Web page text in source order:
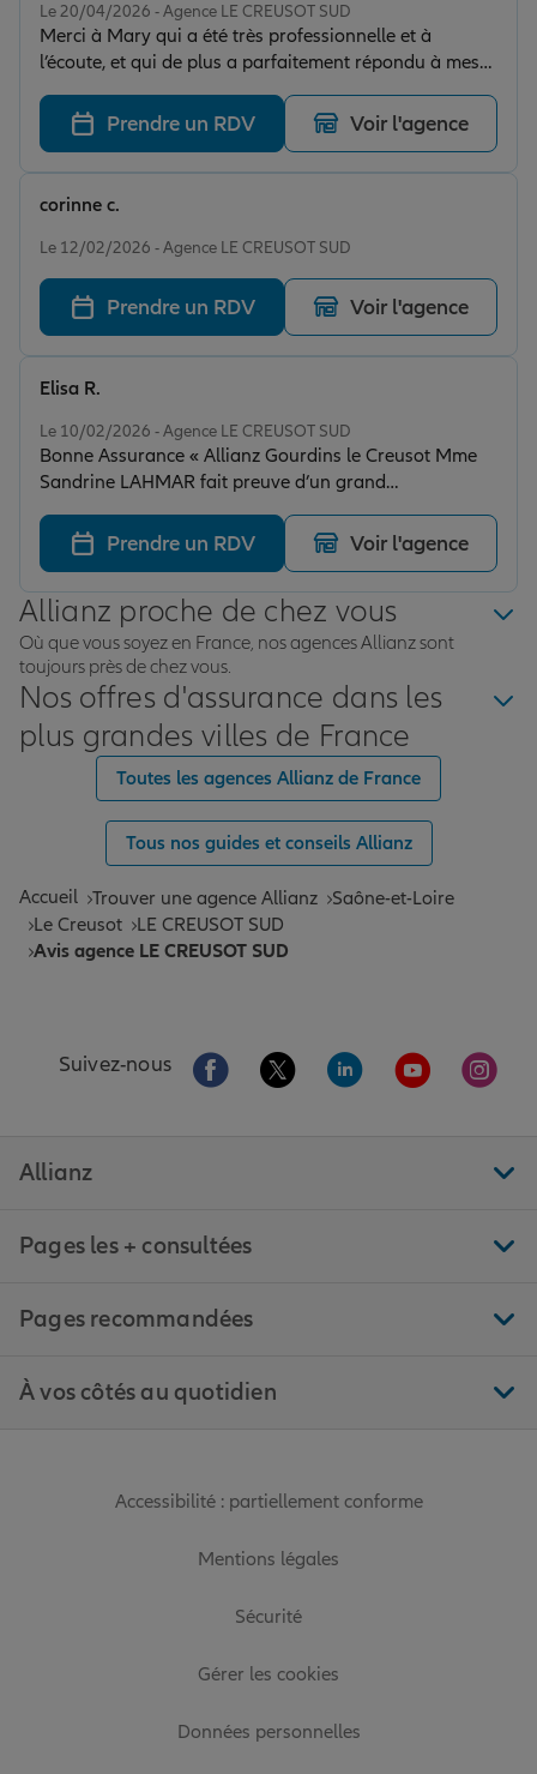
Le 20/04/2026 - Agence LE CREUSOT SUD
Merci à Mary qui a été très professionnelle et à
l’écoute, et qui de plus a parfaitement répondu à mes
besoins. Je recommande sans hésiter.
Prendre un RDV Voir l'agence
Le 12/02/2026 - Agence LE CREUSOT SUD
corinne c.
Prendre un RDV Voir l'agence
Le 10/02/2026 - Agence LE CREUSOT SUD
Bonne Assurance « Allianz Gourdins le Creusot Mme
Sandrine LAHMAR fait preuve d’un grand
professionnalisme tant que pour son accueil
téléphonique, son suivi de dossiers et des explications
très claires. On sent qu’elle maîtrise parfaitement son
travail. Une personne très agréable que l’on peut
déranger à tout moment, c’est très appréciable de
notre temps.”
Elisa R.
Prendre un RDV Voir l'agence
Allianz proche de chez vous
Où que vous soyez en France, nos agences Allianz sont
toujours près de chez vous.
Nos offres d'assurance dans les
plus grandes villes de France
Toutes les agences Allianz de France
Tous nos guides et conseils Allianz
Accueil Trouver une agence Allianz
Saône-et-Loire
Le Creusot
LE CREUSOT SUD
Avis agence LE CREUSOT SUD
Suivez-nous Aller sur la page Facebook de Allianz
Aller sur la page Twitter de
Aller sur la page
Aller sur la
Aller
Allianz
Pages les + consultées
Pages recommandées
À vos côtés au quotidien
Accessibilité : partiellement conforme
Mentions légales
Sécurité
Gérer les cookies
Données personnelles